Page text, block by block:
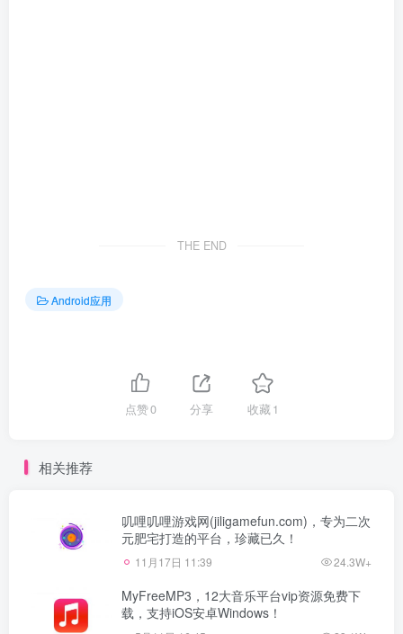
THE END
Android应用
点赞0 分享 收藏 1
相关推荐
叽哩叽哩游戏网(jiligamefun.com)，专为二次
元肥宅打造的平台，珍藏已久！
11月17日 11:39 24.3W+
MyFreeMP3，12大音乐平台vip资源免费下
载，支持iOS安卓Windows！